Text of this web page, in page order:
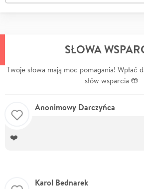
SŁOWA
Twoje słowa mają moc pomagania! Wpłać
słów wsparcia 🤲
Anonimowy Darczyńca
❤️
Karol Bednarek